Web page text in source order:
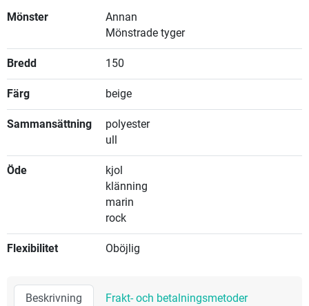
Mönster
Annan
Mönstrade tyger
Bredd 150
Färg beige
Sammansättning
polyester
ull
Öde
kjol
klänning
marin
rock
Flexibilitet Oböjlig
Beskrivning Frakt- och betalningsmetoder